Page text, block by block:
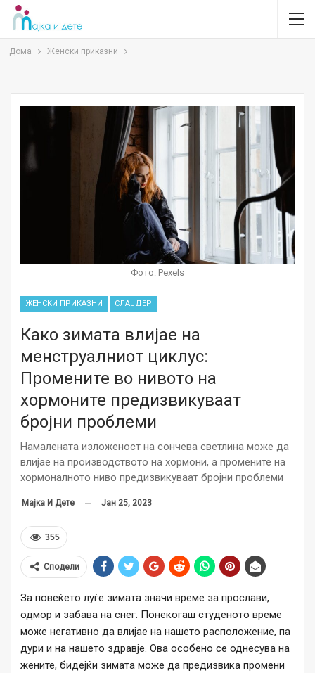
Дома Женски приказни
Фото: Pexels
ЖЕНСКИ ПРИКАЗНИ СЛАЈДЕР
Како зимата влијае на
менструалниот циклус:
Промените во нивото на
хормоните предизвикуваат
бројни проблеми
Намалената изложеност на сончева светлина може да
влијае на производството на хормони, а промените на
хормоналното ниво предизвикуваат бројни проблеми
Мајка И Дете Јан 25, 2023
355
Сподели
За повеќето луѓе зимата значи време за прослави,
одмор и забава на снег. Понекогаш студеното време
може негативно да влијае на нашето расположение, па
дури и на нашето здравје. Ова особено се однесува на
жените, бидејќи зимата може да предизвика промени